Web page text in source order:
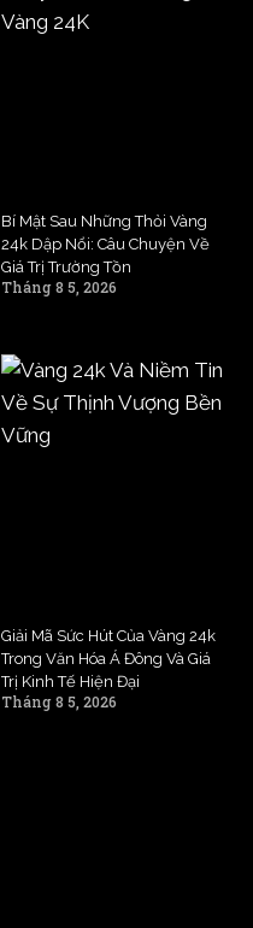
Bí Mật Sau Những Thỏi Vàng
24k Dập Nổi: Câu Chuyện Về
Giá Trị Trường Tồn
Tháng 8 5, 2026
Giải Mã Sức Hút Của Vàng 24k
Trong Văn Hóa Á Đông Và Giá
Trị Kinh Tế Hiện Đại
Tháng 8 5, 2026